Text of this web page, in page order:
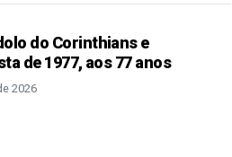
do Corinthians e
de 1977, aos 77 anos
2026